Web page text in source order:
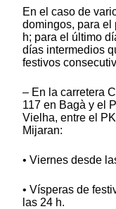
En el caso de
domingos, para el
h; para el último
días intermedios
festivos
– En la carretera
117 en Bagà y el
Vielha, entre el
Mijaran:
• Viernes desde
• Vísperas de
las 24 h.